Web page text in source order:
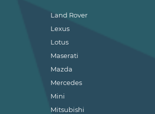
Land Rover
Lexus
Lotus
Maserati
Mazda
Mercedes
Mini
Mitsubishi